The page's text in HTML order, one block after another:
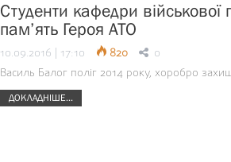
Студенти кафедри
пам’ять Героя АТО
10.09.2016 | 17:10 820 0
Василь Балог поліг 2014 року, хоробро
ДОКЛАДНІШЕ...